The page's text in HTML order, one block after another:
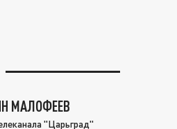
МАЛОФЕЕВ
"Царьград"